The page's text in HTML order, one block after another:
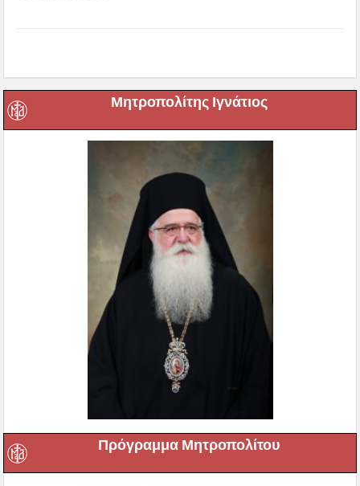
Μητροπολίτης Ιγνάτιος
Πρόγραμμα Μητροπολίτου